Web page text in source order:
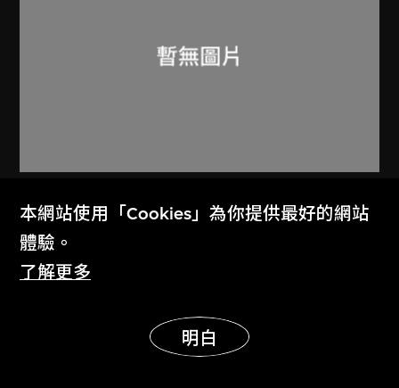
中央美術學院奧運藝術研究中心、
第29屆奧林匹克運動會組織委員會
「文明北京 和諧奥運」海報
本網站使用「Cookies」為你提供最好的網站
體驗。
了解更多
明白
展示更多